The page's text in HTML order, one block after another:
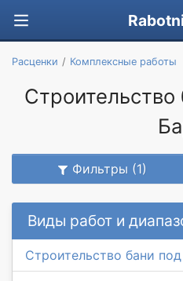
Расценки Комплексные работы
Строительство
Фильтры (1)
Виды работ и
Строительство бани